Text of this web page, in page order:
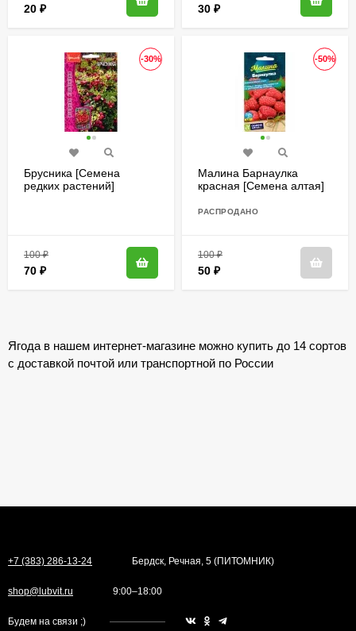
20 ₽ 30 ₽
-30%
Брусника [Семена
редких растений]
100₽
70 ₽
-50%
Малина Барнаулка
красная [Семена алтая]
РАСПРОДАНО
100₽
50 ₽
Ягода в нашем интернет-магазине можно купить до 14 сортов
с доставкой почтой или транспортной по России
+7 (383) 286-13-24 Бердск, Речная, 5 (ПИТОМНИК)
shop@lubvit.ru 9:00–18:00
Будем на связи ;)